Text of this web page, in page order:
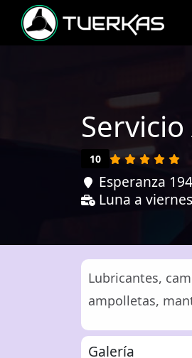
10
Esperanza
Luna a
Lubricantes,
ampolletas,
Galería